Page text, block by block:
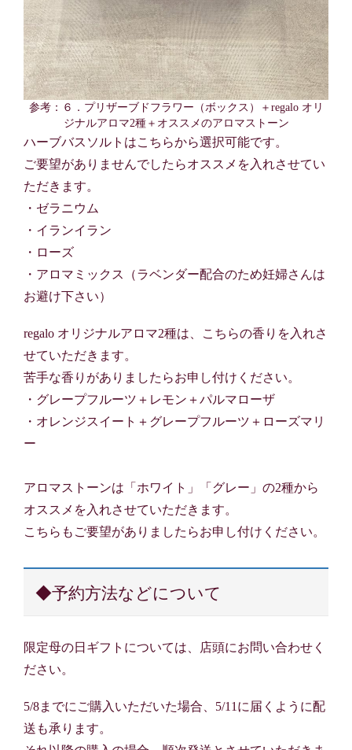
参考：６．プリザーブドフラワー（ボックス）＋regalo オリ
ジナルアロマ2種＋オススメのアロマストーン
ハーブバスソルトはこちらから選択可能です。
ご要望がありませんでしたらオススメを入れさせてい
ただきます。
・ゼラニウム
・イランイラン
・ローズ
・アロマミックス（ラベンダー配合のため妊婦さんは
お避け下さい）
regalo オリジナルアロマ2種は、こちらの香りを入れさ
せていただきます。
苦手な香りがありましたらお申し付けください。
・グレープフルーツ＋レモン＋パルマローザ
・オレンジスイート＋グレープフルーツ＋ローズマリ
ー
アロマストーンは「ホワイト」「グレー」の2種から
オススメを入れさせていただきます。
こちらもご要望がありましたらお申し付けください。
◆予約方法などについて
限定母の日ギフトについては、店頭にお問い合わせく
ださい。
5/8までにご購入いただいた場合、5/11に届くように配
送も承ります。